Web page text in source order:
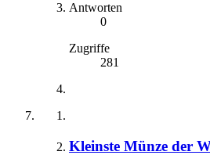
Antworten
0
Zugriffe
281
Kleinste Münze der